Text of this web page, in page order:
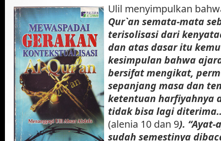
Ulil menyimpulkan
Qur`an semata-mata
terisolisasi dari
dan atas dasar itu
kesimpulan bahwa
bersifat mengikat,
sepanjang masa dan
ketentuan harfiyahnya
tidak bisa lagi
(alenia 10 dan 9).
sudah semestinya